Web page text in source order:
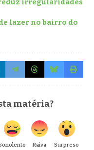
irregularidades
lazer no bairro do
matéria?
Raiva Surpreso